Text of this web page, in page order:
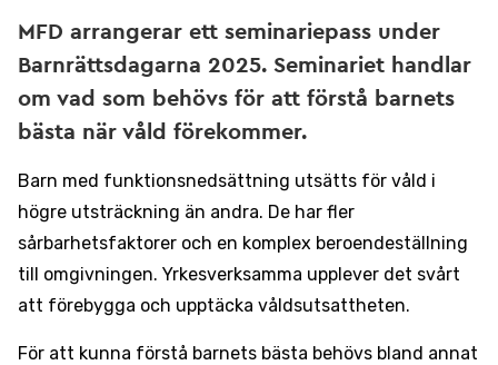
MFD arrangerar ett seminariepass under
Barnrättsdagarna 2025. Seminariet handlar
om vad som behövs för att förstå barnets
bästa när våld förekommer.
Barn med funktionsnedsättning utsätts för våld i
högre utsträckning än andra. De har fler
sårbarhetsfaktorer och en komplex beroendeställning
till omgivningen. Yrkesverksamma upplever det svårt
att förebygga och upptäcka våldsutsattheten.
För att kunna förstå barnets bästa behövs bland annat